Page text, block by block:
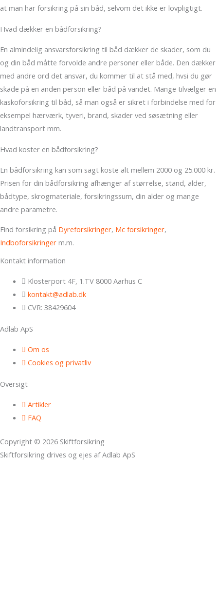
at man har forsikring på sin båd, selvom det ikke er lovpligtigt.
Hvad dækker en bådforsikring?
En almindelig ansvarsforsikring til båd dækker de skader, som du
og din båd måtte forvolde andre personer eller både. Den dækker
med andre ord det ansvar, du kommer til at stå med, hvsi du gør
skade på en anden person eller båd på vandet. Mange tilvælger en
kaskoforsikring til båd, så man også er sikret i forbindelse med for
eksempel hærværk, tyveri, brand, skader ved søsætning eller
landtransport mm.
Hvad koster en bådforsikring?
En bådforsikring kan som sagt koste alt mellem 2000 og 25.000 kr.
Prisen for din bådforsikring afhænger af størrelse, stand, alder,
bådtype, skrogmateriale, forsikringssum, din alder og mange
andre parametre.
Find forsikring på Dyreforsikringer, Mc forsikringer,
Indboforsikringer m.m.
Kontakt information
Klosterport 4F, 1.TV 8000 Aarhus C
kontakt@adlab.dk
CVR: 38429604
Adlab ApS
Om os
Cookies og privatliv
Oversigt
Artikler
FAQ
Copyright © 2026 Skiftforsikring
Skiftforsikring drives og ejes af Adlab ApS